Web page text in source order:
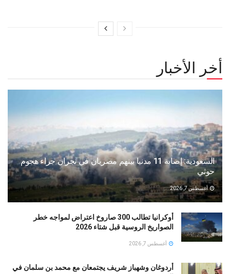
أخر الأخبار
السعودية: إصابة 11 مدنيا بينهم مصريان في نجران جراء هجوم
حوثي
أغسطس 7, 2026
أوكرانيا تطالب 300 صاروخ اعتراض لمواجه خطر
الصواريخ الروسية قبل شتاء 2026
أغسطس 7, 2026
أردوغان وشهباز شريف يجتمعان مع محمد بن سلمان في